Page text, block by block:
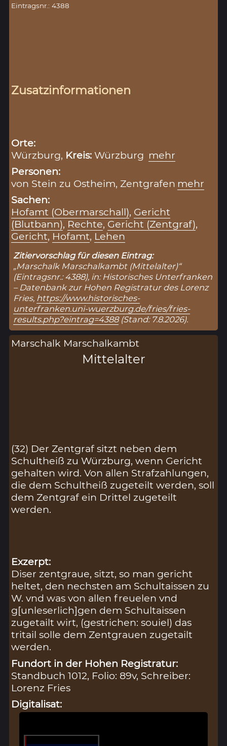
Eintragsnr.: 4388
Zusatzinformationen
Orte:
Würzburg, Kreis:Würzburg mehr
Personen:
von Stein zu Ostheim, Zentgrafen mehr
Sachen:
Hofamt (Obermarschall), Gericht
(Blutbann), Rechte, Gericht (Zentgraf),
Gericht, Hofamt, Lehen
Zitiervorschlag für diesen Eintrag:
„Marschalk Marschalkambt (Mittelalter)“
(Eintragsnr.: 4388), in: Historisches Unterfranken
– Datenbank zur Hohen Registratur des Lorenz
Fries, https://www.historisches-
unterfranken.uni-wuerzburg.de/fries/fries-
results.php?eintrag=4388(Stand: 7.8.2026).
Marschalk Marschalkambt
Mittelalter
(32) Der Zentgraf sitzt neben dem
Schultheiß zu Würzburg, wenn Gericht
gehalten wird. Von allen Strafzahlungen,
die dem Schultheiß zugeteilt werden, soll
dem Zentgraf ein Drittel zugeteilt
werden.
Exzerpt:
Diser zentgraue, sitzt, so man gericht
heltet, den nechsten am Schultaissen zu
W. vnd was von allen freuelen vnd
g[unleserlich]gen dem Schultaissen
zugetailt wirt, (gestrichen: souiel) das
tritail solle dem Zentgrauen zugetailt
werden.
Fundort in der Hohen Registratur:
Standbuch 1012, Folio: 89v, Schreiber:
Lorenz Fries
Digitalisat: